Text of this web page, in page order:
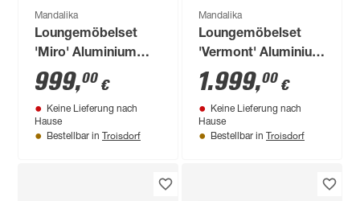
Mandalika
Loungemöbelset
'Miro' Aluminium
anthrazit 4-teilig
999,00 €
Keine Lieferung nach
Hause
Bestellbar in Troisdorf
Mandalika
Loungemöbelset
'Vermont' Aluminium
grau 5-teilig
1.999,00 €
Keine Lieferung nach
Hause
Bestellbar in Troisdorf